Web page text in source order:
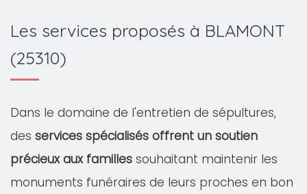
Les services proposés à BLAMONT
(25310)
Dans le domaine de l'entretien de sépultures,
des services spécialisés offrent un soutien
précieux aux familles souhaitant maintenir les
monuments funéraires de leurs proches en bon